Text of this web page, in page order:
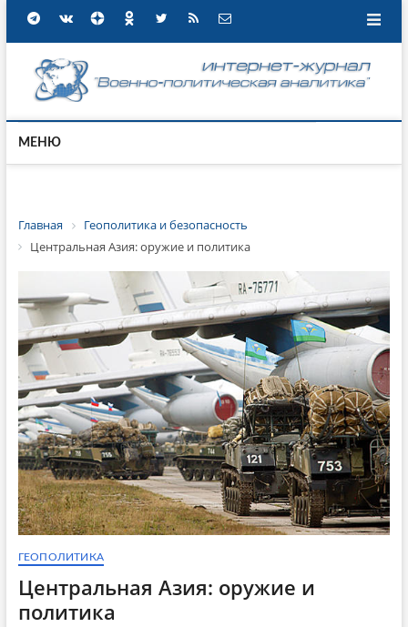
МЕНЮ
Главная
Геополитика и безопасность
Центральная Азия: оружие и политика
ГЕОПОЛИТИКА
Центральная Азия: оружие и
политика